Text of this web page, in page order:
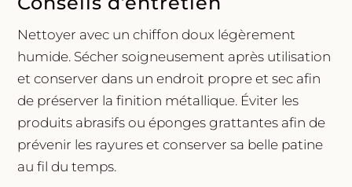
Nettoyer avec un chiffon doux légèrement
humide. Sécher soigneusement après utilisation
et conserver dans un endroit propre et sec afin
de préserver la finition métallique. Éviter les
produits abrasifs ou éponges grattantes afin de
prévenir les rayures et conserver sa belle patine
au fil du temps.